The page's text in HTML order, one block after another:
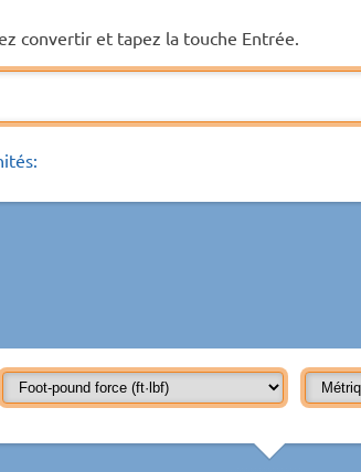
convertir et tapez la touche Entrée.